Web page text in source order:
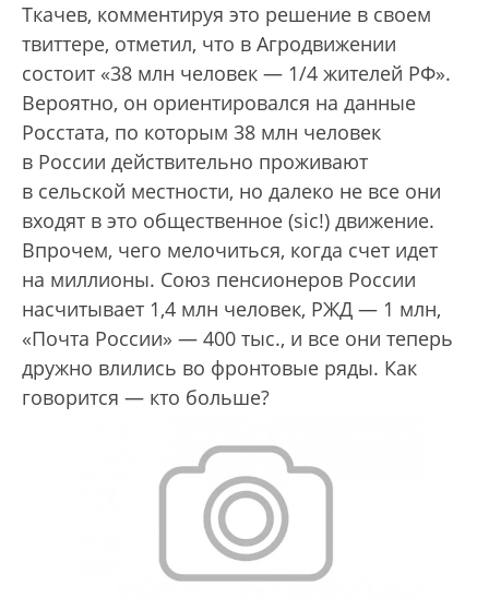
Ткачев, комментируя это решение в своем
твиттере, отметил, что в Агродвижении
состоит «38 млн человек — 1/4 жителей РФ».
Вероятно, он ориентировался на данные
Росстата, по которым 38 млн человек
в России действительно проживают
в сельской местности, но далеко не все они
входят в это общественное (sic!) движение.
Впрочем, чего мелочиться, когда счет идет
на миллионы. Союз пенсионеров России
насчитывает 1,4 млн человек, РЖД — 1 млн,
«Почта России» — 400 тыс., и все они теперь
дружно влились во фронтовые ряды. Как
говорится — кто больше?